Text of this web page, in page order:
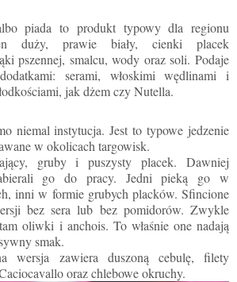
piada to produkt typowy dla regionu
duży, prawie biały, cienki placek
pszennej, smalcu, wody oraz soli. Podaje
serami, włoskimi wędlinami i
jak dżem czy Nutella.
niemal instytucja. Jest to typowe jedzenie
w okolicach targowisk.
gruby i puszysty placek. Dawniej
go do pracy. Jedni pieką go w
inni w formie grubych placków. Sfincione
bez sera lub bez pomidorów. Zwykle
oliwki i anchois. To właśnie one nadają
smak.
wersja zawiera duszoną cebulę, filety
oraz chlebowe okruchy.